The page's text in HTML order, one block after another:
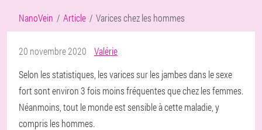
NanoVein Article Varices chez les hommes
20 novembre 2020
Valérie
Selon les statistiques, les varices sur les jambes dans le sexe
fort sont environ 3 fois moins fréquentes que chez les femmes.
Néanmoins, tout le monde est sensible à cette maladie, y
compris les hommes.